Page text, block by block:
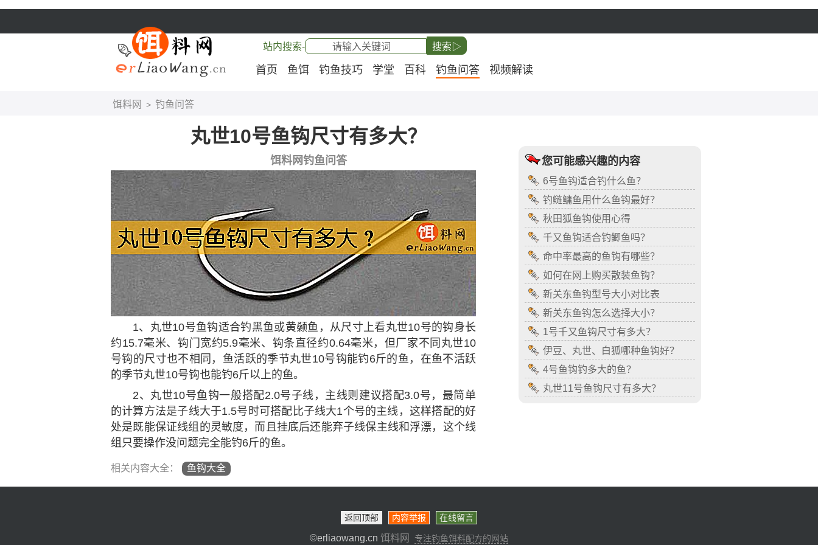
站内搜索- 搜索▷
首页 鱼饵 钓鱼技巧 学堂 百科 钓鱼问答 视频解读
饵料网 > 钓鱼问答
丸世10号鱼钩尺寸有多大？
饵料网钓鱼问答
1、丸世10号鱼钩适合钓黑鱼或黄颡鱼，从尺寸上看丸世10号的钩身长
约15.7毫米、钩门宽约5.9毫米、钩条直径约0.64毫米，但厂家不同丸世10
号钩的尺寸也不相同，鱼活跃的季节丸世10号钩能钓6斤的鱼，在鱼不活跃
的季节丸世10号钩也能钓6斤以上的鱼。
2、丸世10号鱼钩一般搭配2.0号子线，主线则建议搭配3.0号，最简单
的计算方法是子线大于1.5号时可搭配比子线大1个号的主线，这样搭配的好
处是既能保证线组的灵敏度，而且挂底后还能弃子线保主线和浮漂，这个线
组只要操作没问题完全能钓6斤的鱼。
相关内容大全： 鱼钩大全
您可能感兴趣的内容
6号鱼钩适合钓什么鱼？
钓鲢鳙鱼用什么鱼钩最好？
秋田狐鱼钩使用心得
千又鱼钩适合钓鲫鱼吗？
命中率最高的鱼钩有哪些？
如何在网上购买散装鱼钩？
新关东鱼钩型号大小对比表
新关东鱼钩怎么选择大小？
1号千又鱼钩尺寸有多大？
伊豆、丸世、白狐哪种鱼钩好？
4号鱼钩钓多大的鱼？
丸世11号鱼钩尺寸有多大？
返回顶部 内容举报 在线留言
©erliaowang.cn 饵料网 专注钓鱼饵料配方的网站